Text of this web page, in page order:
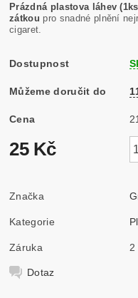
Prázdná plastova láhev
zátkou pro snadné plnění
cigaret.
Dostupnost
Můžeme doručit do
Cena
25 Kč
Značka
Kategorie
Záruka 2
Dotaz